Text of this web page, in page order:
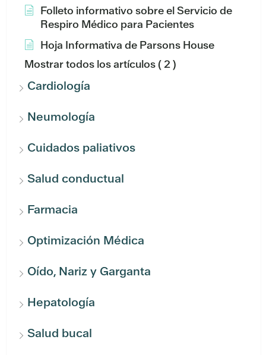
Folleto informativo sobre el Servicio de
Respiro Médico para Pacientes
Hoja Informativa de Parsons House
Mostrar todos los artículos( 2 )
Cardiología
Neumología
Cuidados paliativos
Salud conductual
Farmacia
Optimización Médica
Oído, Nariz y Garganta
Hepatología
Salud bucal